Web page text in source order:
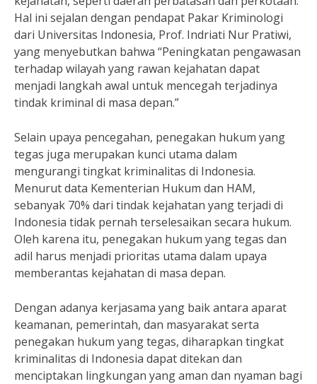
Hal ini sejalan dengan pendapat Pakar Kriminologi
dari Universitas Indonesia, Prof. Indriati Nur Pratiwi,
yang menyebutkan bahwa “Peningkatan pengawasan
terhadap wilayah yang rawan kejahatan dapat
menjadi langkah awal untuk mencegah terjadinya
tindak kriminal di masa depan.”
Selain upaya pencegahan, penegakan hukum yang
tegas juga merupakan kunci utama dalam
mengurangi tingkat kriminalitas di Indonesia.
Menurut data Kementerian Hukum dan HAM,
sebanyak 70% dari tindak kejahatan yang terjadi di
Indonesia tidak pernah terselesaikan secara hukum.
Oleh karena itu, penegakan hukum yang tegas dan
adil harus menjadi prioritas utama dalam upaya
memberantas kejahatan di masa depan.
Dengan adanya kerjasama yang baik antara aparat
keamanan, pemerintah, dan masyarakat serta
penegakan hukum yang tegas, diharapkan tingkat
kriminalitas di Indonesia dapat ditekan dan
menciptakan lingkungan yang aman dan nyaman bagi